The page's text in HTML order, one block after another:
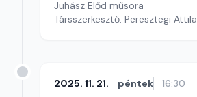
Juhász Előd műsora
Társszerkesztő: Peresztegi Attila
2025. 11. 21. péntek 16:30